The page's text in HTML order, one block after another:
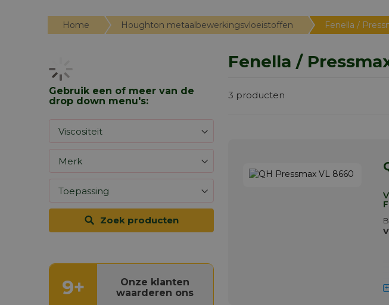
Home Houghton metaalbewerkingsvloeistoffen Fenella /
Fenella /
3 producten
Gebruik een of meer van de
drop down menu's:
Zoek producten
9+
Onze klanten
waarderen ons